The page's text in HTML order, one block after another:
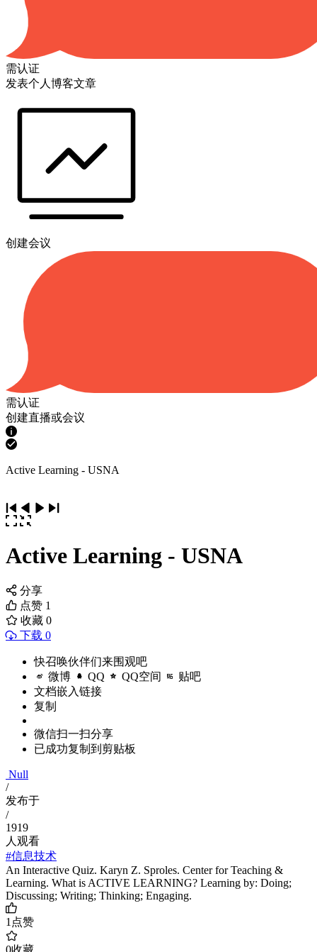
需认证
发表个人博客文章
创建会议
需认证
创建直播或会议
Active Learning - USNA
Active Learning - USNA
分享
点赞 1
收藏 0
下载 0
快召唤伙伴们来围观吧
微博 QQ QQ空间 贴吧
文档嵌入链接
复制
微信扫一扫分享
已成功复制到剪贴板
Null
/
发布于
/
1919
人观看
#信息技术
An Interactive Quiz. Karyn Z. Sproles. Center for Teaching &
Learning. What is ACTIVE LEARNING? Learning by: Doing;
Discussing; Writing; Thinking; Engaging.
1点赞